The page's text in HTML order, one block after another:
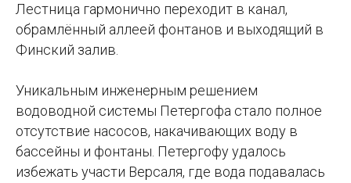
Лестница гармонично переходит в канал,
обрамлённый аллеей фонтанов и выходящий в
Финский залив.
Уникальным инженерным решением
водоводной системы Петергофа стало полное
отсутствие насосов, накачивающих воду в
бассейны и фонтаны. Петергофу удалось
избежать участи Версаля, где вода подавалась